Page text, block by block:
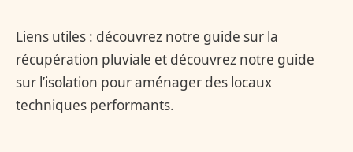
Liens utiles : découvrez notre guide sur la
récupération pluviale et découvrez notre guide
sur l’isolation pour aménager des locaux
techniques performants.